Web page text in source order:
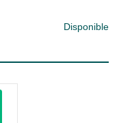
Disponible